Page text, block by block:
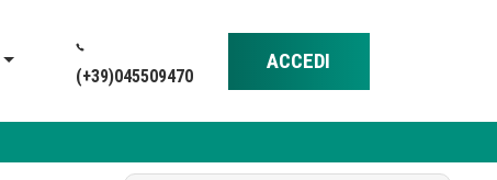
(+39)045509470
ACCEDI